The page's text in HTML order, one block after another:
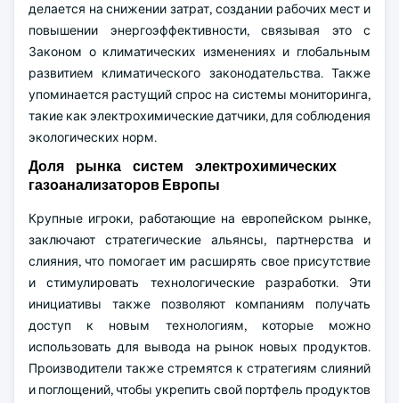
делается на снижении затрат, создании рабочих мест и
повышении энергоэффективности, связывая это с
Законом о климатических изменениях и глобальным
развитием климатического законодательства. Также
упоминается растущий спрос на системы мониторинга,
такие как электрохимические датчики, для соблюдения
экологических норм.
Доля рынка систем электрохимических
газоанализаторов Европы
Крупные игроки, работающие на европейском рынке,
заключают стратегические альянсы, партнерства и
слияния, что помогает им расширять свое присутствие
и стимулировать технологические разработки. Эти
инициативы также позволяют компаниям получать
доступ к новым технологиям, которые можно
использовать для вывода на рынок новых продуктов.
Производители также стремятся к стратегиям слияний
и поглощений, чтобы укрепить свой портфель продуктов